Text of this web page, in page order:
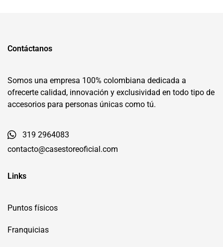
Contáctanos
Somos una empresa 100% colombiana dedicada a
ofrecerte calidad, innovación y exclusividad en todo tipo de
accesorios para personas únicas como tú.
319 2964083
contacto@casestoreoficial.com
Links
Puntos físicos
Franquicias